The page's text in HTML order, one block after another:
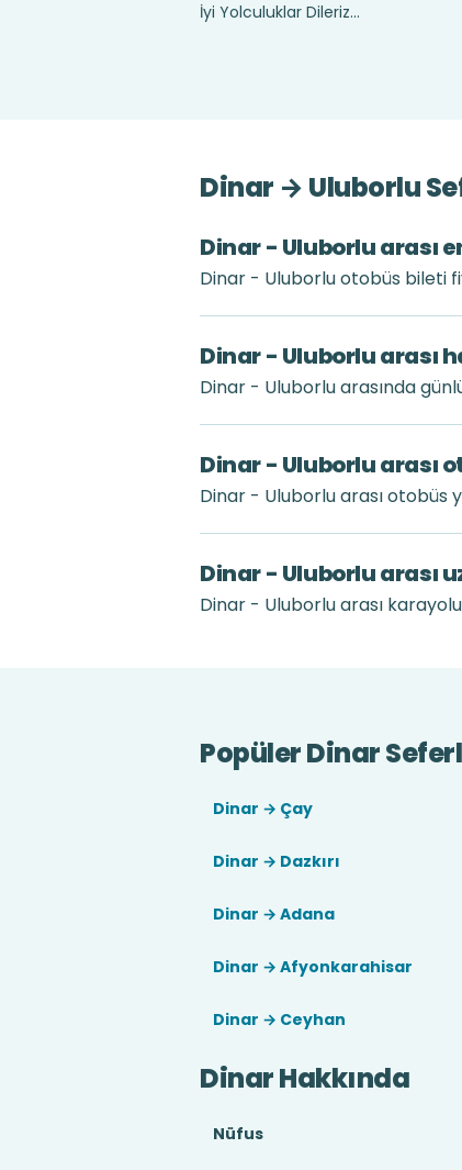
İyi Yolculuklar Dileriz...
Dinar → Uluborlu
Dinar - Uluborlu arası
Dinar - Uluborlu otobüs bileti
Dinar - Uluborlu arası
Dinar - Uluborlu arasında
Dinar - Uluborlu arası
Dinar - Uluborlu arası otobüs
Dinar - Uluborlu arası
Dinar - Uluborlu arası
Popüler Dinar
Dinar → Çay
Dinar → Dazkırı
Dinar → Adana
Dinar → Afyonkarahisar
Dinar → Ceyhan
Dinar Hakkında
Nüfus